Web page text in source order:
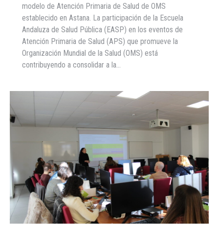
modelo de Atención Primaria de Salud de OMS
establecido en Astana. La participación de la Escuela
Andaluza de Salud Pública (EASP) en los eventos de
Atención Primaria de Salud (APS) que promueve la
Organización Mundial de la Salud (OMS) está
contribuyendo a consolidar a la…